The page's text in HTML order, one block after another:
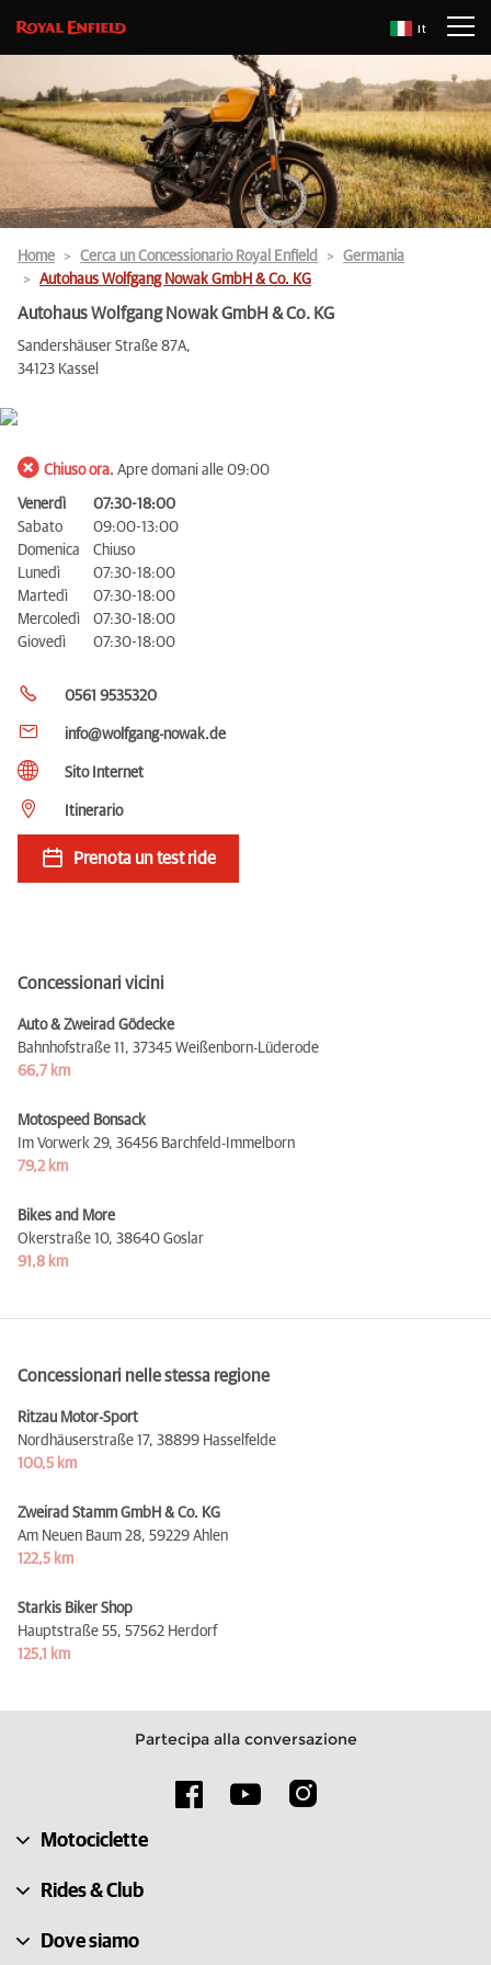
It
Home Cerca un Concessionario Royal Enfield
Germania
Autohaus Wolfgang Nowak GmbH & Co. KG
Autohaus Wolfgang Nowak GmbH & Co. KG
Sandershäuser Straße 87A,
34123 Kassel
Chiuso ora. Apre domani alle 09:00
Venerdì
07:30-18:00
Sabato
09:00-13:00
Domenica
Chiuso
Lunedì
07:30-18:00
Martedì
07:30-18:00
Mercoledì
07:30-18:00
Giovedì
07:30-18:00
0561 9535320
info@wolfgang-nowak.de
Sito Internet
Itinerario
Prenota un test ride
Concessionari vicini
Auto & Zweirad Gödecke
Bahnhofstraße 11, 37345 Weißenborn-Lüderode
66,7 km
Motospeed Bonsack
Im Vorwerk 29, 36456 Barchfeld-Immelborn
79,2 km
Bikes and More
Okerstraße 10, 38640 Goslar
91,8 km
Concessionari nelle stessa regione
Ritzau Motor-Sport
Nordhäuserstraße 17, 38899 Hasselfelde
100,5 km
Zweirad Stamm GmbH & Co. KG
Am Neuen Baum 28, 59229 Ahlen
122,5 km
Starkis Biker Shop
Hauptstraße 55, 57562 Herdorf
125,1 km
Partecipa alla conversazione
Motociclette
Rides & Club
Dove siamo